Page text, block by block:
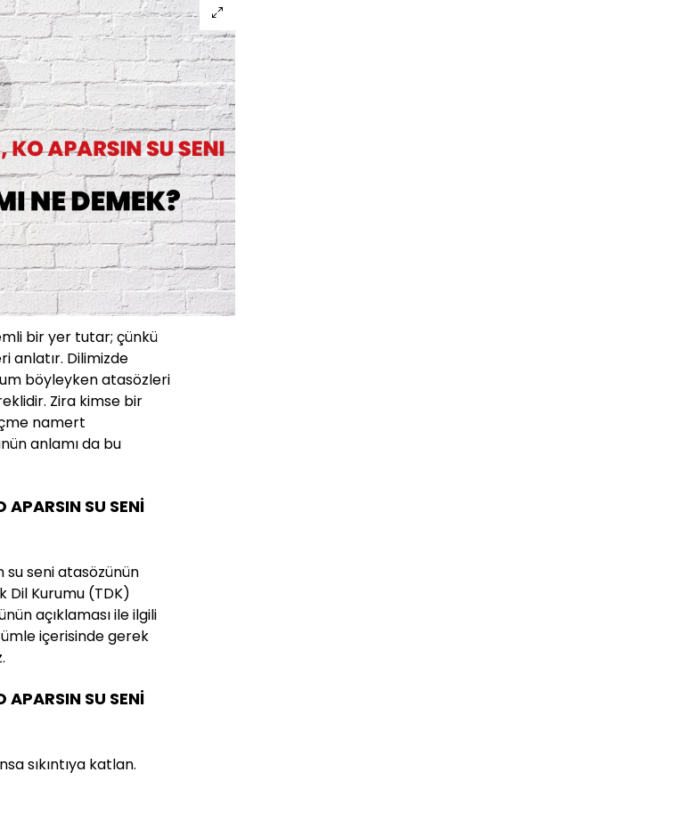
bir yer tutar; çünkü
anlatır. Dilimizde
böyleyken atasözleri
Zira kimse bir
namert
anlamı da bu
APARSIN SU SENİ
seni atasözünün
Dil Kurumu (TDK)
açıklaması ile ilgili
içerisinde gerek
APARSIN SU SENİ
sıkıntıya katlan.